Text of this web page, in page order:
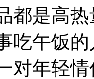
都是高
吃午饭
对年轻